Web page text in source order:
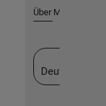
Über MathWorks
Deutschland